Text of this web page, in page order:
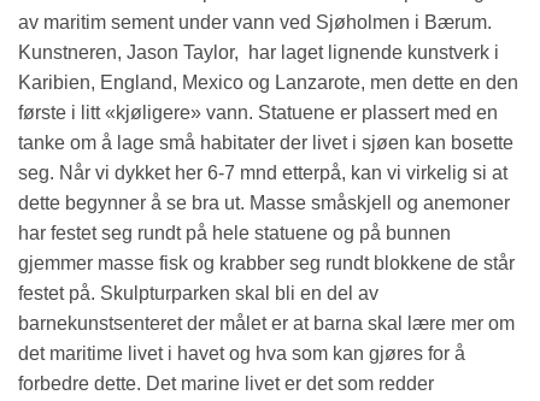
av maritim sement under vann ved Sjøholmen i Bærum.
Kunstneren, Jason Taylor, har laget lignende kunstverk i
Karibien, England, Mexico og Lanzarote, men dette en den
første i litt «kjøligere» vann. Statuene er plassert med en
tanke om å lage små habitater der livet i sjøen kan bosette
seg. Når vi dykket her 6-7 mnd etterpå, kan vi virkelig si at
dette begynner å se bra ut. Masse småskjell og anemoner
har festet seg rundt på hele statuene og på bunnen
gjemmer masse fisk og krabber seg rundt blokkene de står
festet på. Skulpturparken skal bli en del av
barnekunstsenteret der målet er at barna skal lære mer om
det maritime livet i havet og hva som kan gjøres for å
forbedre dette. Det marine livet er det som redder